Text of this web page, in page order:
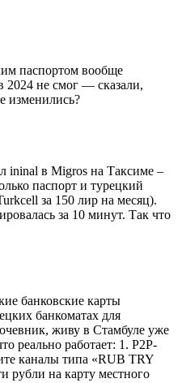
паспортом вообще
не смог — сказали,
изменились?
ininal в Migros на Таксиме –
паспорт и турецкий
за 150 лир на месяц).
за 10 минут. Так что
банковские карты
банкоматах для
живу в Стамбуле уже
реально работает: 1. P2P-
каналы типа «RUB TRY
рубли на карту местного